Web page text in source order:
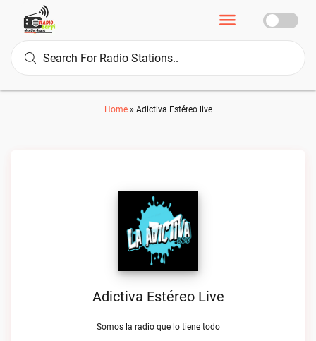
Home» Adictiva Estéreo live
Adictiva Estéreo Live
Somos la radio que lo tiene todo